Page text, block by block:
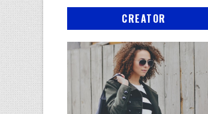
CREATOR